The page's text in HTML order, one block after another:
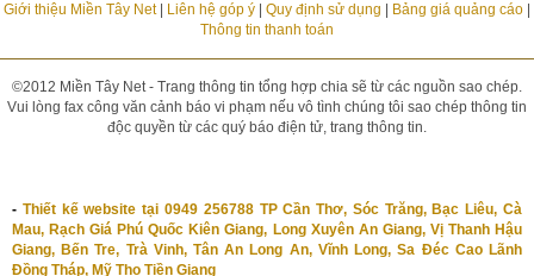
Giới thiệu Miền Tây Net| Liên hệ góp ý| Quy định sử dụng Bảng giá quảng cáo|
Thông tin thanh toán
©2012 Miền Tây Net - Trang thông tin tổng hợp chia sẽ từ các nguồn sao chép.
Vui lòng fax công văn cảnh báo vi phạm nếu vô tình chúng tôi sao chép thông tin
độc quyền từ các quý báo điện tử, trang thông tin.
- Thiết kế website tại 0949 256788 TP Cần Thơ, Sóc Trăng, Bạc Liêu, Cà
Mau, Rạch Giá Phú Quốc Kiên Giang, Long Xuyên An Giang, Vị Thanh Hậu
Giang, Bến Tre, Trà Vinh, Tân An Long An, Vĩnh Long, Sa Đéc Cao Lãnh
Đồng Tháp, Mỹ Tho Tiền Giang